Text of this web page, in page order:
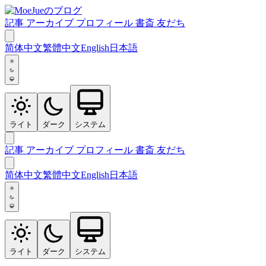
記事 アーカイブ プロフィール 書斎 友だち
简体中文繁體中文English 日本語
ライト ダーク システム
記事 アーカイブ プロフィール 書斎 友だち
简体中文繁體中文English 日本語
ライト ダーク システム